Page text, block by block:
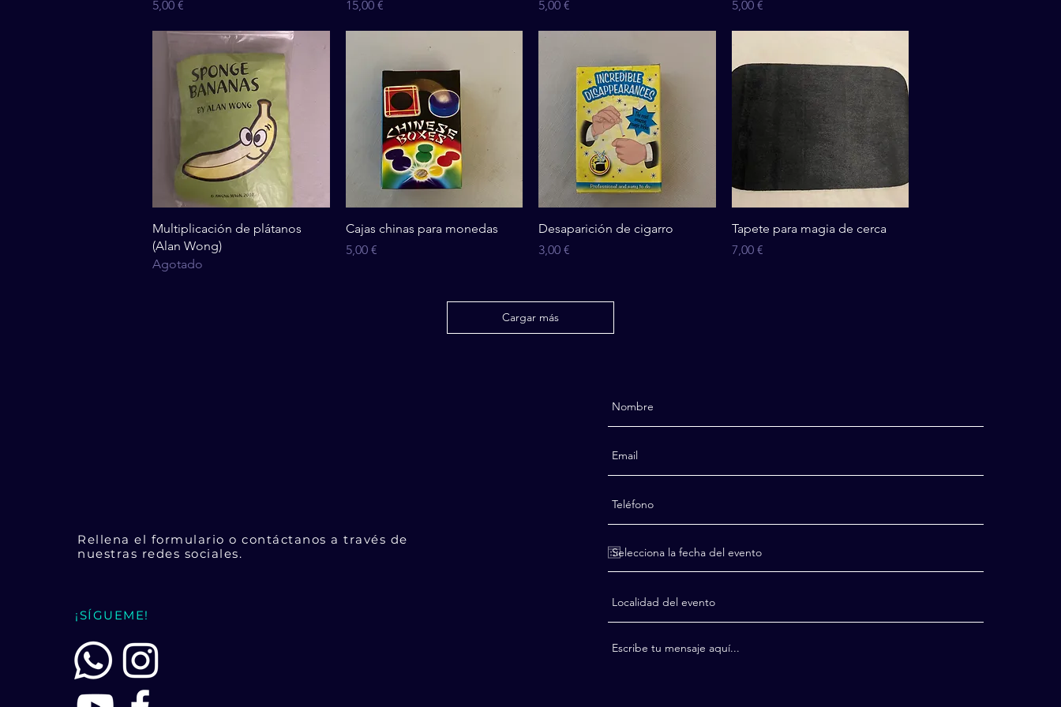
Precio
5,00 €
Precio
15,00 €
Precio
5,00 €
Precio
5,00 €
Vista rápida
Multiplicación de plátanos
(Alan Wong)
Agotado
Vista rápida
Cajas chinas para monedas
Precio
5,00 €
Vista rápida
Desaparición de cigarro
Precio
3,00 €
Vista rápida
Tapete para magia de cerca
Precio
7,00 €
Cargar más
Rellena el formulario o contáctanos a través de
nuestras redes sociales.
¡SÍGUEME!